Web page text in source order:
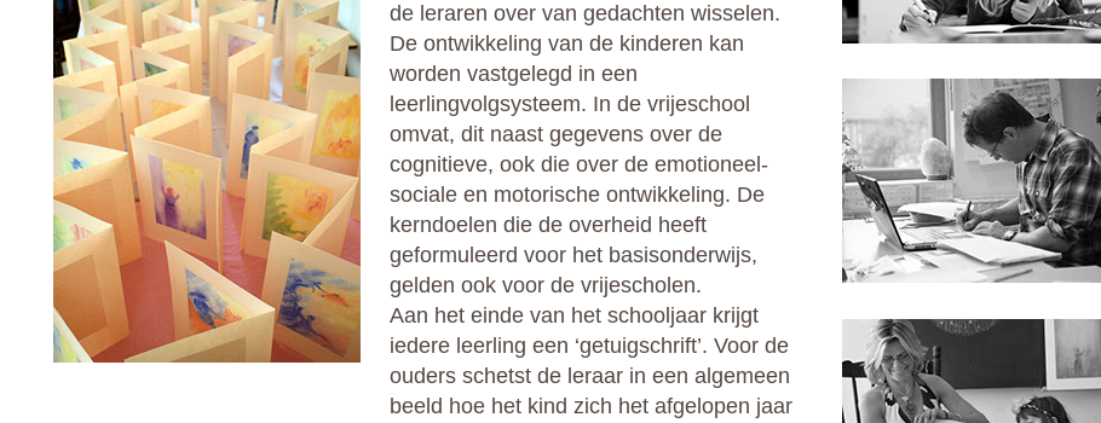
de leraren over van gedachten wisselen.
De ontwikkeling van de kinderen kan
worden vastgelegd in een
leerlingvolgsysteem. In de vrijeschool
omvat, dit naast gegevens over de
cognitieve, ook die over de emotioneel-
sociale en motorische ontwikkeling. De
kerndoelen die de overheid heeft
geformuleerd voor het basisonderwijs,
gelden ook voor de vrijescholen.
Aan het einde van het schooljaar krijgt
iedere leerling een ‘getuigschrift’. Voor de
ouders schetst de leraar in een algemeen
beeld hoe het kind zich het afgelopen jaar